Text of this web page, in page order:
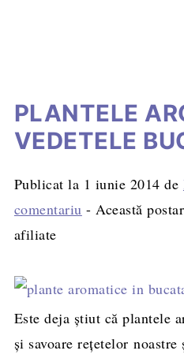
PLANTELE
VEDETELE
Publicat la 1 iunie 2014 de
comentariu - Această
afiliate
Este deja știut că plantele
şi savoare reţetelor